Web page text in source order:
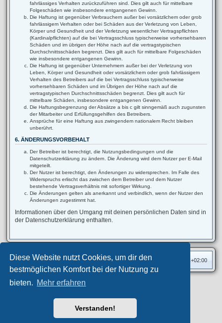
Diese Website nutzt Cookies, um dir den
bestmöglichen Komfort bei der Nutzung zu
bieten. Mehr erfahren
Verstanden!
fahrlässiges Verhalten zurückzuführen sind. Dies gilt auch für mittelbare
Folgeschäden wie insbesondere entgangenen Gewinn.
Die Haftung ist gegenüber Verbrauchern außer bei vorsätzlichem oder grob
fahrlässigem Verhalten oder bei Schäden aus der Verletzung von Leben,
Körper und Gesundheit und der Verletzung wesentlicher Vertragspflichten
(Kardinalpflichten) auf die bei Vertragsschluss typischerweise vorhersehbaren
Schäden und im übrigen der Höhe nach auf die vertragstypischen
Durchschnittsschäden begrenzt. Dies gilt auch für mittelbare Folgeschäden
wie insbesondere entgangenen Gewinn.
Die Haftung ist gegenüber Unternehmern außer bei der Verletzung von
Leben, Körper und Gesundheit oder vorsätzlichem oder grob fahrlässigem
Verhalten des Betreibers auf die bei Vertragsschluss typischerweise
vorhersehbaren Schäden und im Übrigen der Höhe nach auf die
vertragstypischen Durchschnittsschäden begrenzt. Dies gilt auch für
mittelbare Schäden, insbesondere entgangenen Gewinn.
Die Haftungsbegrenzung der Absätze a bis c gilt sinngemäß auch zugunsten
der Mitarbeiter und Erfüllungsgehilfen des Betreibers.
Ansprüche für eine Haftung aus zwingendem nationalem Recht bleiben
unberührt.
6. ÄNDERUNGSVORBEHALT
Der Betreiber ist berechtigt, die Nutzungsbedingungen und die
Datenschutzerklärung zu ändern. Die Änderung wird dem Nutzer per E-Mail
mitgeteilt.
Der Nutzer ist berechtigt, den Änderungen zu widersprechen. Im Falle des
Widerspruchs erlischt das zwischen dem Betreiber und dem Nutzer
bestehende Vertragsverhältnis mit sofortiger Wirkung.
Die Änderungen gelten als anerkannt und verbindlich, wenn der Nutzer den
Änderungen zugestimmt hat.
Informationen über den Umgang mit deinen persönlichen Daten sind in
der Datenschutzerklärung enthalten.
Foren-Übersicht Alle Zeiten sind UTC+02:00
Privates Forum ©